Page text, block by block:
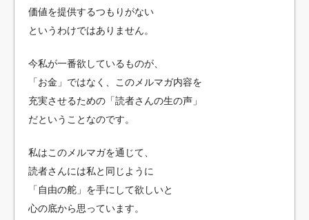
価値を提供するつもりがない
というわけではありません。
今私が一番欲しているものが、
「お金」ではなく、このメルマガ内容を
充実させるための「読者さんの生の声」
だということなのです。
私はこのメルマガを通じて、
読者さんには私と同じように
「自由の舵」を手にして欲しいと
心の底から思っています。